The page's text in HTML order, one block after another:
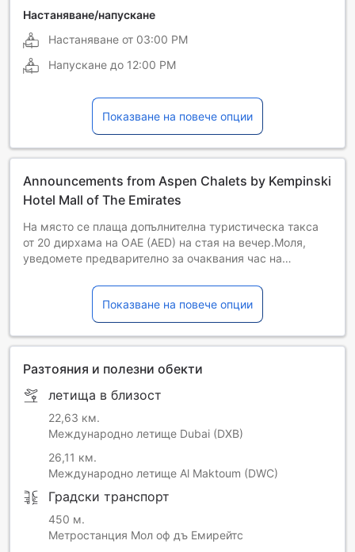
Френски
Настаняване/напускане
Настаняване от 03:00 PM
Напускане до 12:00 PM
Показване на повече опции
Announcements from Aspen Chalets by Kempinski
Hotel Mall of The Emirates
На място се плаща допълнителна туристическа такса
от 20 дирхама на ОАЕ (AED) на стая на вечер.Моля,
уведомете предварително за очаквания час на
Показване на повече опции
Разтояния и полезни обекти
летища в близост
22,63 км.
Международно летище Dubai (DXB)
26,11 км.
Международно летище Al Maktoum (DWC)
Градски транспорт
450 м.
Метростанция Мол оф дъ Емирейтс